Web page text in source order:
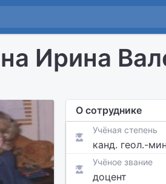
Ирина
О сотруднике
Учёная степень
канд. геол.-
Учёное звание
доцент